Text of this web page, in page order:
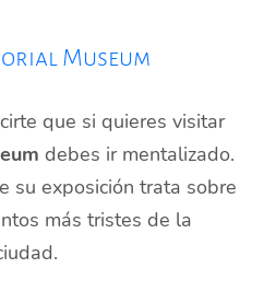
Museum
que si quieres visitar
debes ir mentalizado.
su exposición trata sobre
más tristes de la